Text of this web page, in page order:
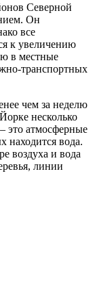
Северной
Он
все
к увеличению
в местные
транспортных
чем за неделю
несколько
это атмосферные
находится вода.
воздуха и вода
линии